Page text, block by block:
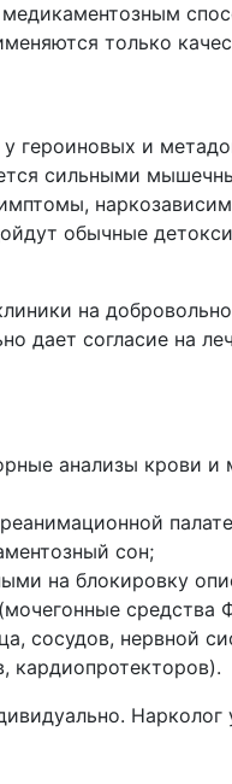
только
героиновых и
сильными
обычные
на
дает согласие на
анализы крови
сон;
на блокировку
сосудов, нервной
кардиопротекторов).